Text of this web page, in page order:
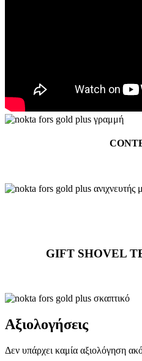
GIFT SHOVEL
Αξιολογήσεις
Δεν υπάρχει καμία αξιολόγηση